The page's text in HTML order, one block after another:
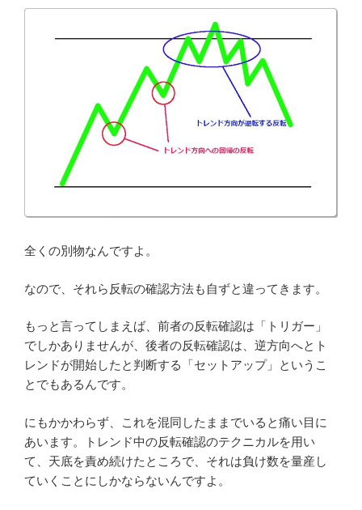
全くの別物なんですよ。
なので、それら反転の確認方法も自ずと違ってきます。
もっと言ってしまえば、前者の反転確認は「トリガー」
でしかありませんが、後者の反転確認は、逆方向へとト
レンドが開始したと判断する「セットアップ」というこ
とでもあるんです。
にもかかわらず、これを混同したままでいると痛い目に
あいます。トレンド中の反転確認のテクニカルを用い
て、天底を責め続けたところで、それは負け数を量産し
ていくことにしかならないんですよ。